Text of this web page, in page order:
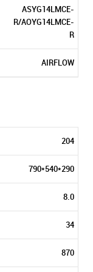
ASYG14LMCE-
R/AOYG14LMCE-
R
AIRFLOW
204
790*540*290
8.0
34
870